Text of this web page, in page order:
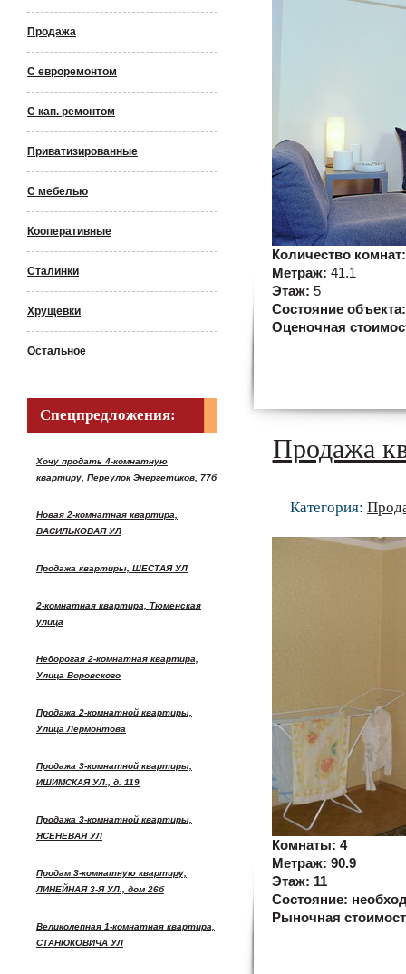
Продажа
С евроремонтом
С кап. ремонтом
Приватизированные
С мебелью
Кооперативные
Сталинки
Хрущевки
Остальное
Спецпредложения:
Хочу продать 4-комнатную
квартиру, Переулок Энергетиков, 77б
Новая 2-комнатная квартира,
ВАСИЛЬКОВАЯ УЛ
Продажа квартиры, ШЕСТАЯ УЛ
2-комнатная квартира, Тюменская
улица
Недорогая 2-комнатная квартира,
Улица Воровского
Продажа 2-комнатной квартиры,
Улица Лермонтова
Продажа 3-комнатной квартиры,
ИШИМСКАЯ УЛ., д. 119
Продажа 3-комнатной квартиры,
ЯСЕНЕВАЯ УЛ
Продам 3-комнатную квартиру,
ЛИНЕЙНАЯ 3-Я УЛ., дом 26б
Великолепная 1-комнатная квартира,
СТАНЮКОВИЧА УЛ
Количество
Метраж: 41.1
Этаж: 5
Состояние
Оценочная
Продажа
Категория:
Комнаты: 4
Метраж: 90.9
Этаж: 11
Состояние:
Рыночная